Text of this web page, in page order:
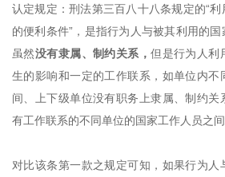
认定规定：刑法第三百八十八条规定的“
的便利条件”，是指行为人与被其利用的
虽然没有隶属、制约关系，但是行为人利
生的影响和一定的工作联系，如单位内不
间、上下级单位没有职务上隶属、制约关
有工作联系的不同单位的国家工作人员之间
对比该条第一款之规定可知，如果行为人